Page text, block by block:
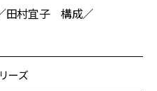
田村宜子 構成／
ーズ